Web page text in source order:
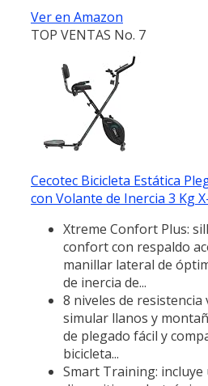
Ver en Amazon
TOP VENTAS No. 7
Cecotec Bicicleta Estática
con Volante de Inercia 3 Kg
Xtreme Confort Plus:
confort con respaldo
manillar lateral de
de inercia de...
8 niveles de
simular llanos y
de plegado fácil y
bicicleta...
Smart Training: